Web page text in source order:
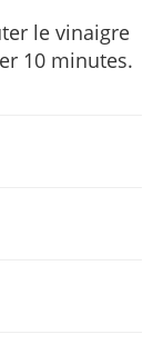
le vinaigre
10 minutes.